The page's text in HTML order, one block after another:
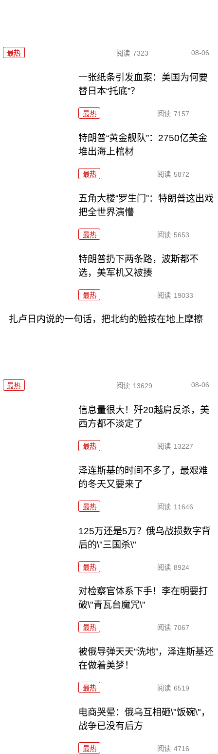
最热 阅读 7323 08-06
一张纸条引发血案：美国为何要
替日本“托底”？
最热 阅读 7157
特朗普“黄金舰队”：2750亿美金
堆出海上棺材
最热 阅读 5872
五角大楼“罗生门”：特朗普这出戏
把全世界演懵
最热 阅读 5653
特朗普扔下两条路，波斯都不
选，美军机又被揍
最热 阅读 19033
扎卢日内说的一句话，把北约的脸按在地上摩擦
最热 阅读 13629 08-06
信息量很大！歼20越肩反杀，美
西方都不淡定了
最热 阅读 13227
泽连斯基的时间不多了，最艰难
的冬天又要来了
最热 阅读 11646
125万还是5万？俄乌战损数字背
后的\"三国杀\"
最热 阅读 8924
对检察官体系下手！李在明要打
破\"青瓦台魔咒\"
最热 阅读 7067
被俄导弹天天“洗地”，泽连斯基还
在做着美梦！
最热 阅读 6519
电商哭晕：俄乌互相砸\"饭碗\"，
战争已没有后方
最热 阅读 4716